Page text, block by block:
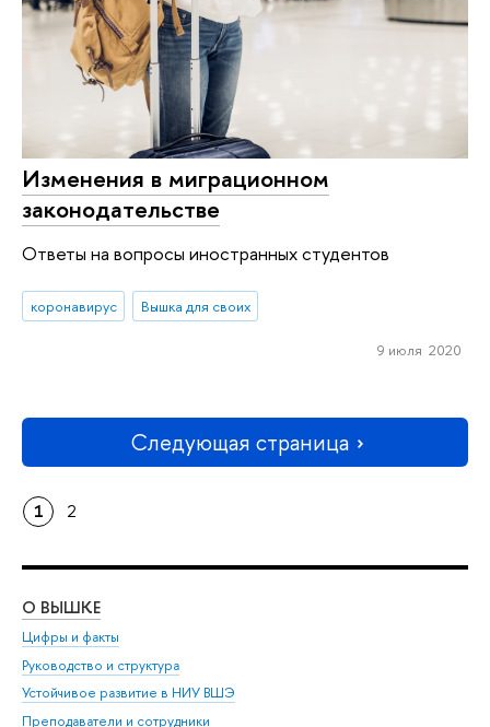
Изменения в миграционном
законодательстве
Ответы на вопросы иностранных студентов
коронавирус Вышка для своих
9 июля 2020
Следующая страница
1 2
О ВЫШКЕ
Цифры и факты
Руководство и структура
Устойчивое развитие в НИУ ВШЭ
Преподаватели и сотрудники